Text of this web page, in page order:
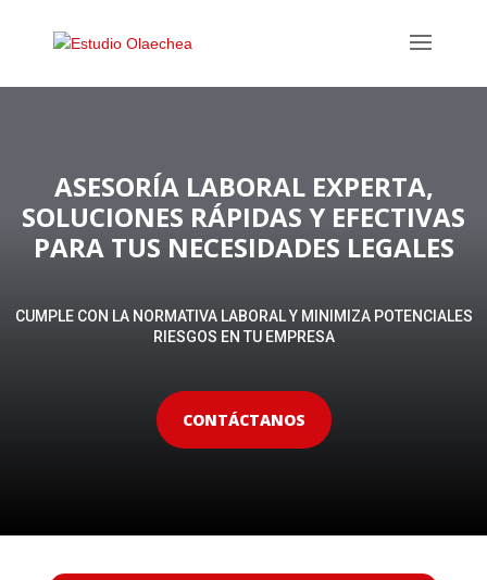
ASESORÍA LABORAL EXPERTA,
SOLUCIONES RÁPIDAS Y EFECTIVAS
PARA TUS NECESIDADES LEGALES
CUMPLE CON LA NORMATIVA LABORAL Y MINIMIZA POTENCIALES
RIESGOS EN TU EMPRESA
CONTÁCTANOS